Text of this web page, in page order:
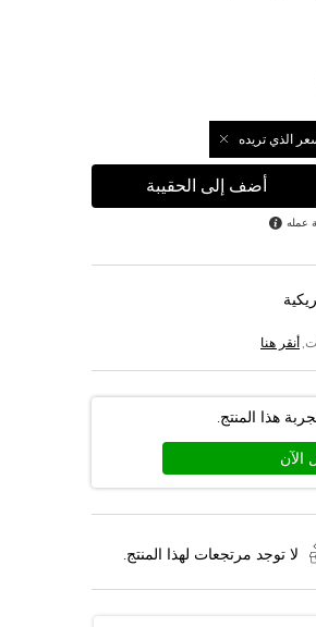
الذي تريده
أضف إلى الحقيبة
أنقر هنا
هذا المنتج.
الآن
لا توجد مرتجعات لهذا المنتج.